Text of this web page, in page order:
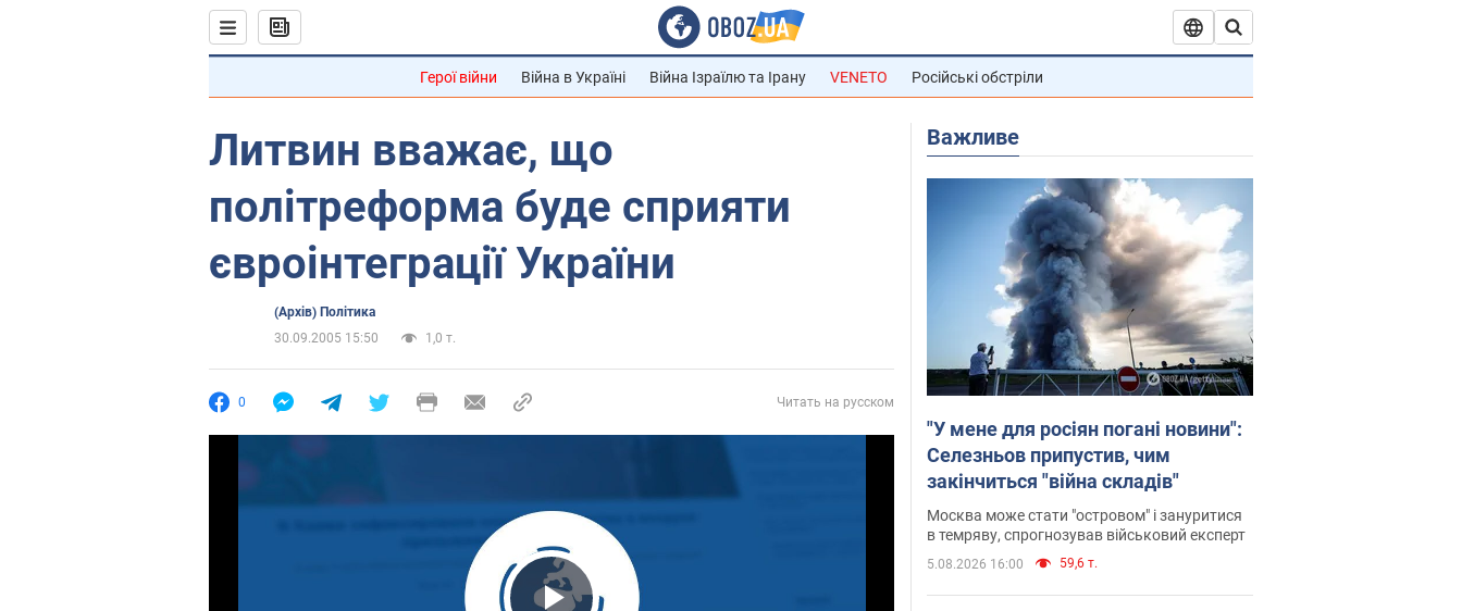
Герої війни Війна в Україні Війна Ізраїлю та Ірану VENETO Російські обстріли
Литвин вважає, що
політреформа буде сприяти
євроінтеграції України
(Архів) Політика
30.09.2005 15:50
1,0 т.
0 Читать на русском
Важливе
"У мене для росіян погані новини":
Селезньов припустив, чим
закінчиться "війна складів"
Москва може стати "островом" і зануритися
в темряву, спрогнозував військовий експерт
5.08.2026 16:00 59,6 т.